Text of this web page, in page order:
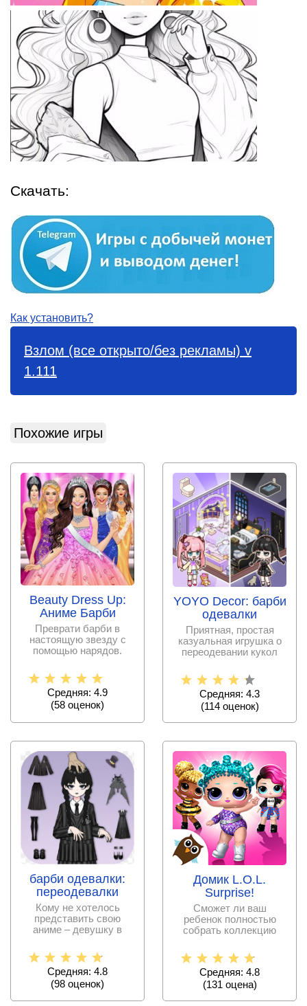
Скачать:
Как установить?
Взлом (все открыто/без рекламы) v
1.111
Похожие игры
Beauty Dress Up:
Аниме Барби
Преврати барби в
настоящую звезду с
помощью нарядов.
Средняя: 4.9
(58 оценок)
YOYO Decor: барби
одевалки
Приятная, простая
казуальная игрушка о
переодевании кукол
сборе
Средняя: 4.3
(114оценок)
барби одевалки:
переодевалки
Кому не хотелось
представить свою
аниме – девушку в
русалки? Или
Средняя: 4.8
(98 оценок)
Домик L.O.L.
Surprise!
Сможет ли ваш
ребенок полностью
собрать коллекцию
есть в этой
Средняя: 4.8
(131 оценa)